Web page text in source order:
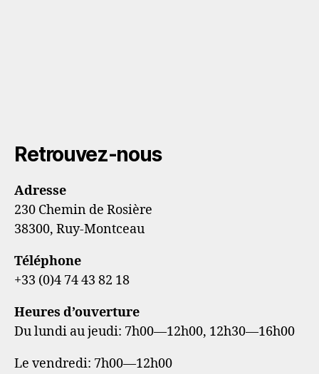
Retrouvez-nous
Adresse
230 Chemin de Rosière
38300, Ruy-Montceau
Téléphone
+33 (0)4 74 43 82 18
Heures d’ouverture
Du lundi au jeudi: 7h00—12h00, 12h30—16h00
Le vendredi: 7h00—12h00